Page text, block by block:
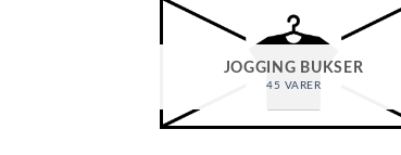
JOGGING BUKSER
45 VARER